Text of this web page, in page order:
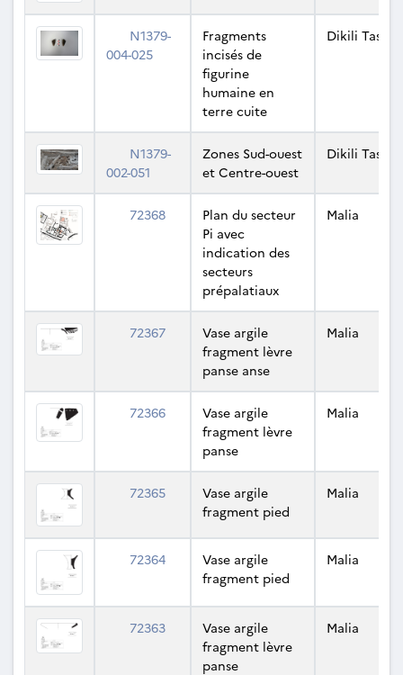
N1379-
004-025
Fragments
incisés de
figurine
humaine en
terre cuite
Dikili Tash
N1379-
002-051
Zones Sud-ouest
et Centre-ouest
Dikili Tash
72368
Plan du secteur
Pi avec
indication des
secteurs
prépalatiaux
Malia
72367
Vase argile
fragment lèvre
panse anse
Malia
72366
Vase argile
fragment lèvre
panse
Malia
72365
Vase argile
fragment pied
Malia
72364
Vase argile
fragment pied
Malia
72363
Vase argile
fragment lèvre
panse
Malia